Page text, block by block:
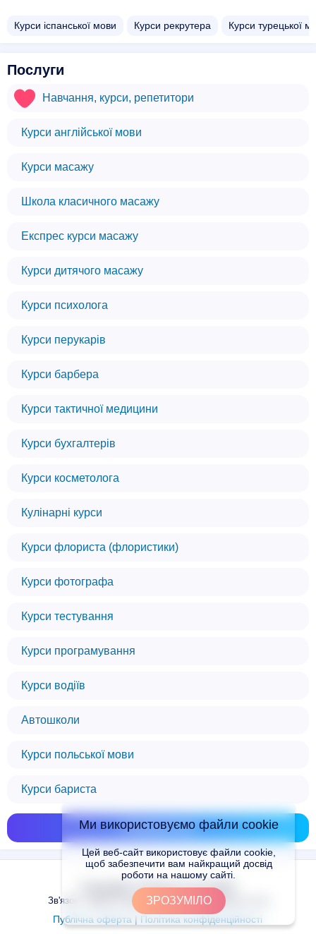
Курси іспанської мови Курси рекрутера Курси турецької
Послуги
Навчання, курси, репетитори
Курси англійської мови
Курси масажу
Школа класичного масажу
Експрес курси масажу
Курси дитячого масажу
Курси психолога
Курси перукарів
Курси барбера
Курси тактичної медицини
Курси бухгалтерів
Курси косметолога
Кулінарні курси
Курси флориста (флористики)
Курси фотографа
Курси тестування
Курси програмування
Курси водіїв
Автошколи
Курси польської мови
Курси бариста
Показати всі
Copyright © Places.in.UA 2024
Зв'язок з адміністрацією сайту: admin@places.in.ua
Публічна оферта | Політика конфіденційності
Ми використовуємо файли cookie
Цей веб-сайт використовує файли cookie,
щоб забезпечити вам найкращий досвід
роботи на нашому сайті.
ЗРОЗУМІЛО